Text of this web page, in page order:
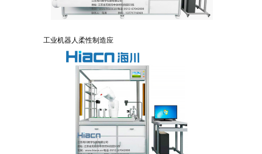
工业机器人柔性制造应